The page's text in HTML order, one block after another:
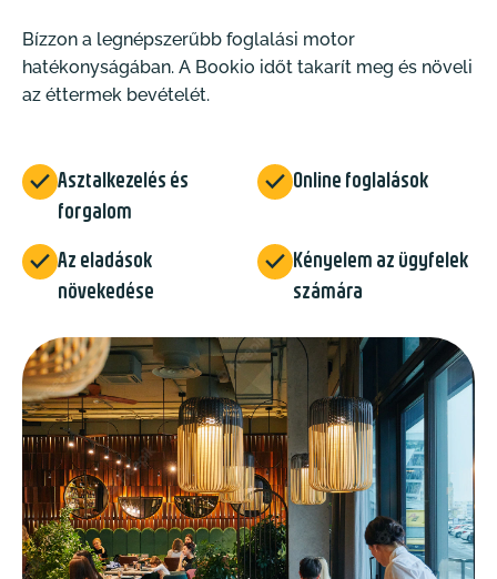
Bízzon a legnépszerűbb foglalási motor
hatékonyságában. A Bookio időt takarít meg és növeli
az éttermek bevételét.
 Asztalkezelés és
forgalom
 Online foglalások
 Az eladások
növekedése
 Kényelem az ügyfelek
számára